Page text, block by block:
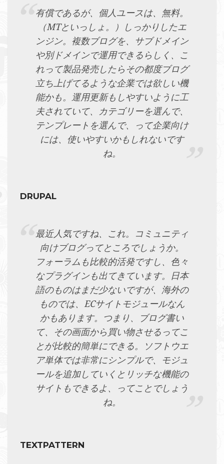
有償であるが、個人ユースは、無料。
（MTといっしょ。）しっかりしたエ
ンジン。複数ブログを、サブドメイン
や別ドメインで運用できるらしく、こ
れって製品発売したらその都度ブログ
立ち上げてるような企業では欲しい機
能かも。運用更新もしやすいように工
夫されていて、カテゴリーを選んで、
テンプレートを選んで、って企業向け
には、使いやすいかもしれないです
ね。
DRUPAL
最近人気ですね、これ。コミュニティ
向けブログってところでしょうか。
フォーラムも比較的活発ですし、色々
なプラグインも出てきています。日本
語のものはまだ少ないですが、海外の
ものでは、ECサイトモジュールなん
かもあります。つまり、ブログ書い
て、その画面から買い物させるってこ
とが比較的簡単にできる。ソフトウエ
ア単体では非常にシンプルで、モジュ
ールを追加していくとリッチな機能の
サイトもできるよ、ってことでしょう
ね。
TEXTPATTERN